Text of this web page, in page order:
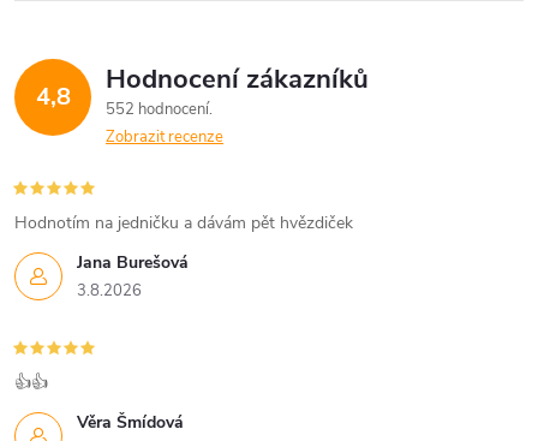
ý
p
i
s
u
4,8 Hodnocení zákazníků
552 hodnocení
Zobrazit recenze
Jana Burešová
3.8.2026
Hodnotím na jedničku a dávám pět hvězdiček
Věra Šmídová
👍👍